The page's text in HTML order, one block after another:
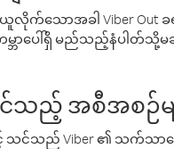
က်သောအခါ Viber
မ္ဘာပေါ်ရှိ မည်သည့်နံပါတ်သို့
င်သည့် အစီအစဉ်မျ
သင်သည် Viber ၏ သက်သာ